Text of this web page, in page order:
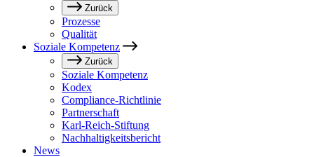
Zurück
Prozesse
Qualität
Soziale Kompetenz
Zurück
Soziale Kompetenz
Kodex
Compliance-Richtlinie
Partnerschaft
Karl-Reich-Stiftung
Nachhaltigkeitsbericht
News